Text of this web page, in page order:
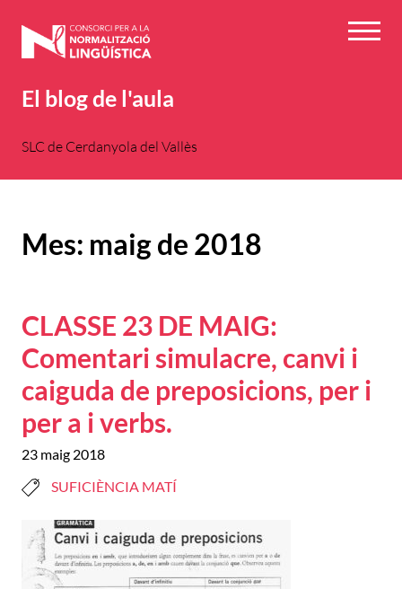
El blog de l'aula
SLC de Cerdanyola del Vallès
Mes: maig de 2018
CLASSE 23 DE MAIG:
Comentari simulacre, canvi i
caiguda de preposicions, per i
per a i verbs.
23 maig 2018
SUFICIÈNCIA MATÍ